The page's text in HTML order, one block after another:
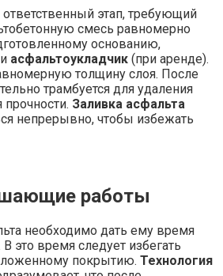
ответственный этап, требующий
смесь равномерно
основанию,
асфальтоукладчик (при аренде).
толщину слоя. После
трамбуется для удаления
прочности. Заливка асфальта
непрерывно, чтобы избежать
работы
необходимо дать ему время
это время следует избегать
покрытию. Технология